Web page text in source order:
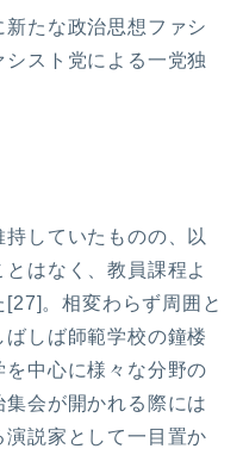
たな政治思想ファシ
スト党による一党独
していたものの、以
はなく、教員課程よ
。相変わらず周囲と
しば師範学校の鐘楼
中心に様々な分野の
会が開かれる際には
説家として一目置か